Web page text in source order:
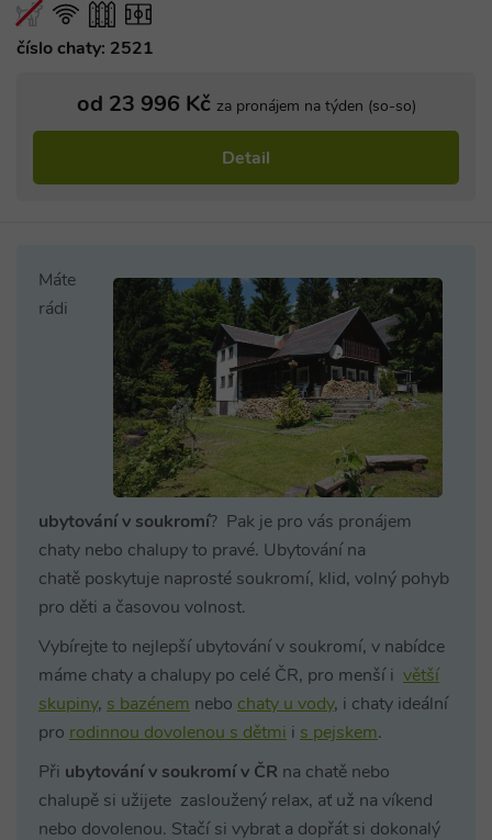
číslo chaty: 2521
od 23 996 Kč za pronájem na týden (so-so)
Detail
Máte
rádi
ubytování v soukromí? Pak je pro vás pronájem
chaty nebo chalupy to pravé. Ubytování na
chatě poskytuje naprosté soukromí, klid, volný pohyb
pro děti a časovou volnost.
Vybírejte to nejlepší ubytování v soukromí, v nabídce
máme chaty a chalupy po celé ČR, pro menší i větší
skupiny, s bazénem nebo chaty u vody, i chaty ideální
pro rodinnou dovolenou s dětmi i s pejskem.
Při ubytování v soukromí v ČR na chatě nebo
chalupě si užijete zasloužený relax, ať už na víkend
nebo dovolenou. Stačí si vybrat a dopřát si dokonalý